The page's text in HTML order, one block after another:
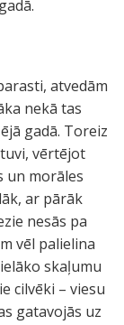
atvedām
nekā tas
gadā. Toreiz
vērtējot
un morāles
ar pārāk
nesās pa
vēl palielina
skaļumu
cilvēki – viesu
gatavojās uz